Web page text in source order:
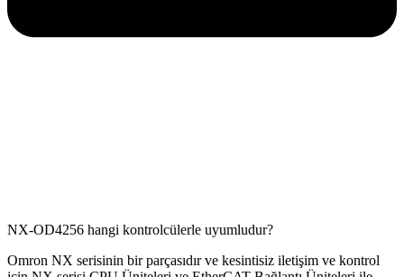
NX-OD4256 hangi kontrolcülerle uyumludur?
Omron NX serisinin bir parçasıdır ve kesintisiz iletişim ve kontrol